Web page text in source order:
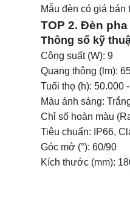
Mẫu đèn có giá
TOP 2. Đèn
Thông số kỹ
Công suất (W): 9
Quang thông (lm):
Tuổi thọ (h): 50.000
Màu ánh sáng:
Chỉ số hoàn màu
Tiêu chuẩn: IP66,
Góc mở (°): 60/90
Kích thước (mm):